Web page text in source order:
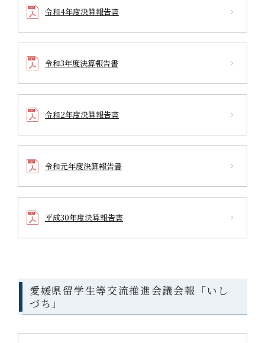
令和4年度決算報告書
令和3年度決算報告書
令和2年度決算報告書
令和元年度決算報告書
平成30年度決算報告書
愛媛県留学生等交流推進会議会報「いし
づち」